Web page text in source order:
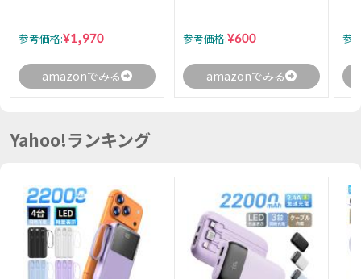
参考価格:¥1,970
amazonでみる
参考価格:¥600
amazonでみる
参
Yahoo!ランキング